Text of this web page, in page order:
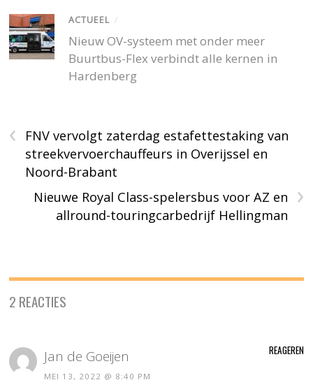
ACTUEEL /
Nieuw OV-systeem met onder meer
Buurtbus-Flex verbindt alle kernen in
Hardenberg
‹
FNV vervolgt zaterdag estafettestaking van
streekvervoerchauffeurs in Overijssel en
Noord-Brabant
›
Nieuwe Royal Class-spelersbus voor AZ en
allround-touringcarbedrijf Hellingman
2 REACTIES
Jan de Goeijen
MEI 13, 2022 @ 8:40 PM
REAGEREN